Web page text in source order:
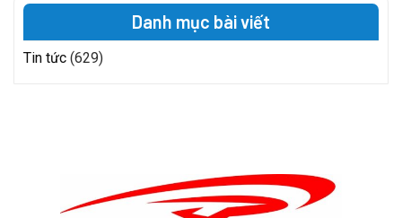
Danh mục bài viết
Tin tức (629)